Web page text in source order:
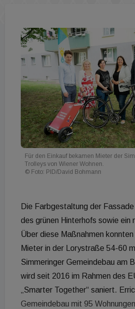
Für den Einkauf bekamen Mieter der
Trolleys von Wiener Wohnen.
© Foto: PID/David Bohmann
Die Farbgestaltung der
des grünen Hinterhofs sowie ein
Über diese Maßnahmen
Mieter in der Lorystraße 54-60
Simmeringer Gemeindebau am
wird seit 2016 im Rahmen des
„Smarter Together“ saniert.
Gemeindebau mit 95